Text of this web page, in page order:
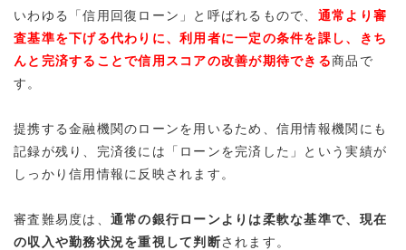
いわゆる「信用回復ローン」と呼ばれるもので、 通常より審
査基準を下げる代わりに、利用者に一定の条件を課し、きち
んと完済することで信用スコアの改善が期待できる商品で
す。
提携する金融機関のローンを用いるため、信用情報機関にも
記録が残り、完済後には「ローンを完済した」という実績が
しっかり信用情報に反映されます。
審査難易度は、 通常の銀行ローンよりは柔軟な基準で、現在
の収入や勤務状況を重視して判断されます。